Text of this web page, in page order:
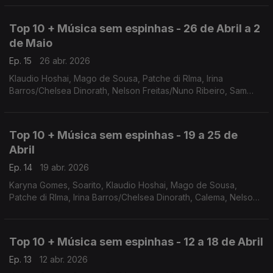
Top 10 + Música sem espinhas - 26 de Abril a 2
de Maio
Ep. 15
26 abr. 2026
Klaudio Hoshai, Mago de Sousa, Patche di RIma, Irina
Barros/Chelsea Dinorath, Nelson Freitas/Nuno Ribeiro, Sam
Top 10 + Música sem espinhas - 19 a 25 de
Abril
Ep. 14
19 abr. 2026
Karyna Gomes, Soarito, Klaudio Hoshai, Mago de Sousa,
Patche di RIma, Irina Barros/Chelsea Dinorath, Calema, Nelson
Top 10 + Música sem espinhas - 12 a 18 de Abril
Ep. 13
12 abr. 2026